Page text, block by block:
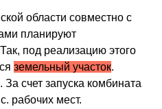
области совместно с
планируют
Так, под реализацию этого
земельный участок.
счет запуска комбината
рабочих мест.